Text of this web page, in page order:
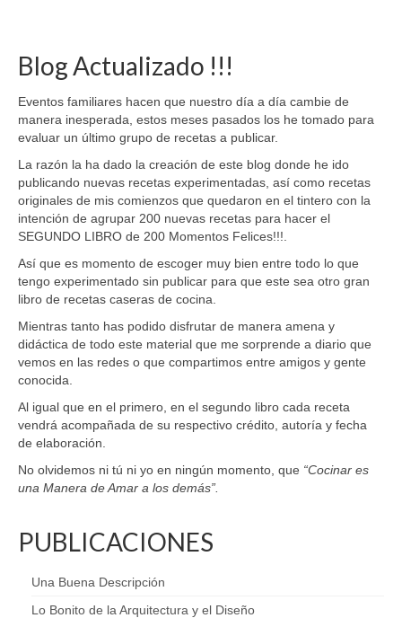
Blog Actualizado !!!
Eventos familiares hacen que nuestro día a día cambie de
manera inesperada, estos meses pasados los he tomado para
evaluar un último grupo de recetas a publicar.
La razón la ha dado la creación de este blog donde he ido
publicando nuevas recetas experimentadas, así como recetas
originales de mis comienzos que quedaron en el tintero con la
intención de agrupar 200 nuevas recetas para hacer el
SEGUNDO LIBRO de 200 Momentos Felices!!!.
Así que es momento de escoger muy bien entre todo lo que
tengo experimentado sin publicar para que este sea otro gran
libro de recetas caseras de cocina.
Mientras tanto has podido disfrutar de manera amena y
didáctica de todo este material que me sorprende a diario que
vemos en las redes o que compartimos entre amigos y gente
conocida.
Al igual que en el primero, en el segundo libro cada receta
vendrá acompañada de su respectivo crédito, autoría y fecha
de elaboración.
No olvidemos ni tú ni yo en ningún momento, que “Cocinar es
una Manera de Amar a los demás”.
PUBLICACIONES
Una Buena Descripción
Lo Bonito de la Arquitectura y el Diseño